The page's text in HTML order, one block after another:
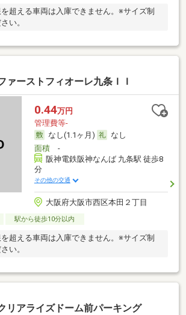
超える車両は入庫できません。※サイズ制
い。
ァーストフィオーレ九条ＩＩ
0.44万円
管理費等-
なし(1.1ヶ月)
なし
面積-
阪神電鉄阪神なんば 九条駅 徒歩8
分
その他の交通
大阪府大阪市西区本田２丁目
駅から徒歩10分以内
超える車両は入庫できません。※サイズ制
い。
リアライズドーム前パーキング